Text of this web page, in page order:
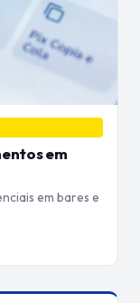
em
em bares e